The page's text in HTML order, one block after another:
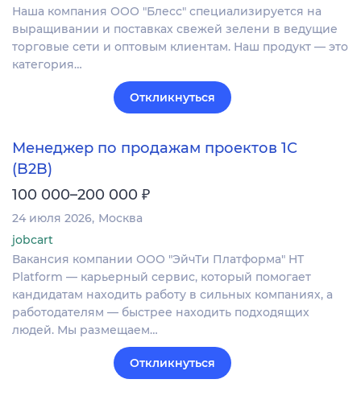
Наша компания ООО "Блесс" специализируется на
выращивании и поставках свежей зелени в ведущие
торговые сети и оптовым клиентам. Наш продукт — это
категория…
Откликнуться
Менеджер по продажам проектов 1С
(B2B)
100 000–200 000 ₽
24 июля 2026 Москва
jobcart
Вакансия компании ООО "ЭйчТи Платформа" HT
Platform — карьерный сервис, который помогает
кандидатам находить работу в сильных компаниях, а
работодателям — быстрее находить подходящих
людей. Мы размещаем…
Откликнуться